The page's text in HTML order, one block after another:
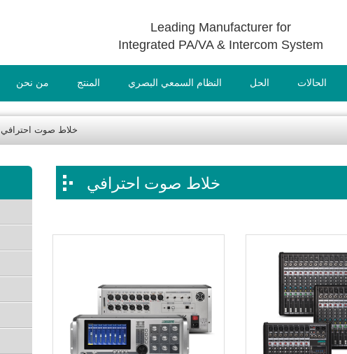
Leading Manufacturer for
Integrated PA/VA & Intercom System
من نحن المنتج النظام السمعي البصري الحل الحالات
خلاط صوت احترافي
خلاط صوت احترافي